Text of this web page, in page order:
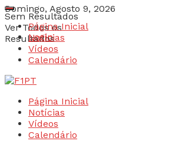
Domingo, Agosto 9, 2026
Login
Sem Resultados
Ver Todos os
Resultados
Página Inicial
Notícias
Vídeos
Calendário
Página Inicial
Notícias
Vídeos
Calendário